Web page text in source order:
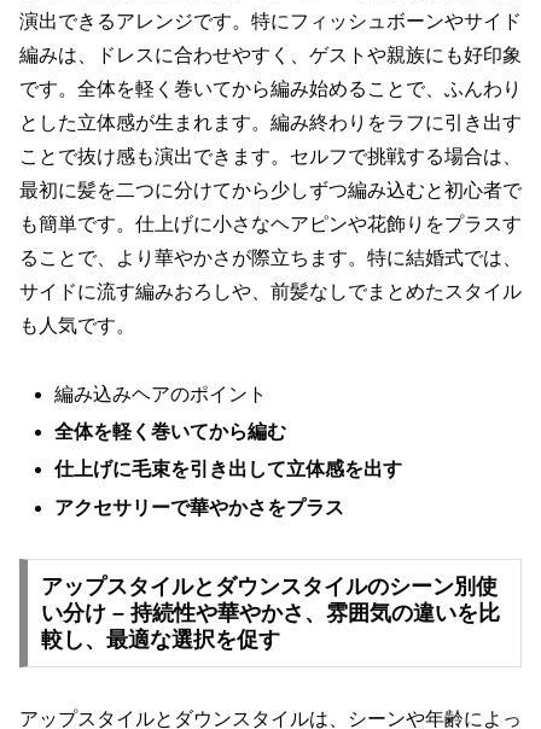
演出できるアレンジです。特にフィッシュボーンやサイド
編みは、ドレスに合わせやすく、ゲストや親族にも好印象
です。全体を軽く巻いてから編み始めることで、ふんわり
とした立体感が生まれます。編み終わりをラフに引き出す
ことで抜け感も演出できます。セルフで挑戦する場合は、
最初に髪を二つに分けてから少しずつ編み込むと初心者で
も簡単です。仕上げに小さなヘアピンや花飾りをプラスす
ることで、より華やかさが際立ちます。特に結婚式では、
サイドに流す編みおろしや、前髪なしでまとめたスタイル
も人気です。
編み込みヘアのポイント
全体を軽く巻いてから編む
仕上げに毛束を引き出して立体感を出す
アクセサリーで華やかさをプラス
アップスタイルとダウンスタイルのシーン別使
い分け – 持続性や華やかさ、雰囲気の違いを比
較し、最適な選択を促す
アップスタイルとダウンスタイルは、シーンや年齢によっ